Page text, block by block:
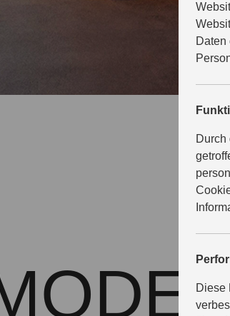
Daten
Durch
Diese